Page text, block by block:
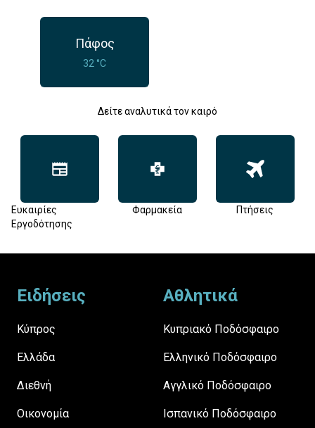
Πάφος
32 °C
Δείτε αναλυτικά τον καιρό
Ευκαιρίες
Εργοδότησης
Φαρμακεία Πτήσεις
Ειδήσεις
Κύπρος
Ελλάδα
Διεθνή
Οικονομία
Αθλητικά
Κυπριακό Ποδόσφαιρο
Ελληνικό Ποδόσφαιρο
Αγγλικό Ποδόσφαιρο
Ισπανικό Ποδόσφαιρο